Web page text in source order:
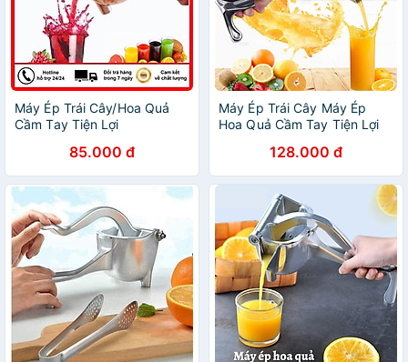
Máy Ép Trái Cây/Hoa Quả
Cầm Tay Tiện Lợi
85.000 đ
Máy Ép Trái Cây Máy Ép
Hoa Quả Cầm Tay Tiện Lợi
128.000 đ